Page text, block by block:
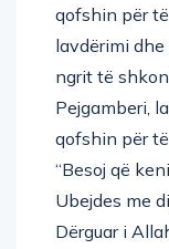
qofshin për
lavdërimi
ngrit të
Pejgamberi,
qofshin për
“Besoj që
Ubejdes me
Dërguar i